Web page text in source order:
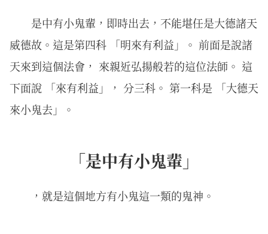
是中有小鬼輩，即時出去，不能堪任是大德諸天
威德故。這是第四科 「明來有利益」。 前面是說諸
天來到這個法會， 來親近弘揚般若的這位法師。 這
下面說 「來有利益」， 分三科。 第一科是 「大德天
來小鬼去」。
「是中有小鬼輩」
，就是這個地方有小鬼這一類的鬼神。